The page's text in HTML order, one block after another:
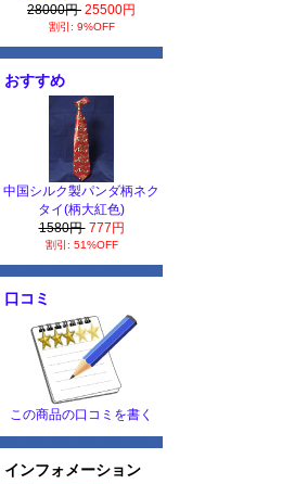
28000円 25500円
割引: 9%OFF
おすすめ
中国シルク製パンダ柄ネク
タイ(柄大紅色)
1580円 777円
割引: 51%OFF
口コミ
この商品の口コミを書く
インフォメーション